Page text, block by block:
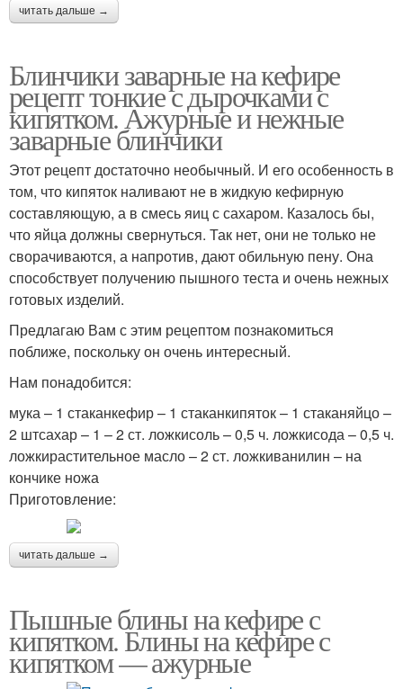
читать дальше →
Блинчики заварные на кефире
рецепт тонкие с дырочками с
кипятком. Ажурные и нежные
заварные блинчики
Этот рецепт достаточно необычный. И его особенность в
том, что кипяток наливают не в жидкую кефирную
составляющую, а в смесь яиц с сахаром. Казалось бы,
что яйца должны свернуться. Так нет, они не только не
сворачиваются, а напротив, дают обильную пену. Она
способствует получению пышного теста и очень нежных
готовых изделий.
Предлагаю Вам с этим рецептом познакомиться
поближе, поскольку он очень интересный.
Нам понадобится:
мука – 1 стаканкефир – 1 стаканкипяток – 1 стаканяйцо –
2 штсахар – 1 – 2 ст. ложкисоль – 0,5 ч. ложкисода – 0,5 ч.
ложкирастительное масло – 2 ст. ложкиванилин – на
кончике ножа
Приготовление:
читать дальше →
Пышные блины на кефире с
кипятком. Блины на кефире с
кипятком — ажурные